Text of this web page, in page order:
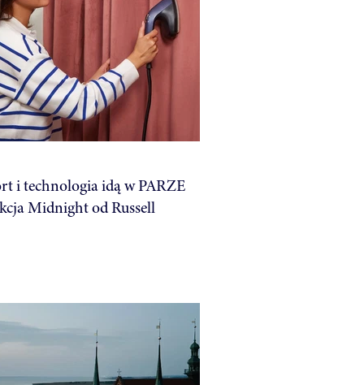
i technologia idą w PARZE
Midnight od Russell